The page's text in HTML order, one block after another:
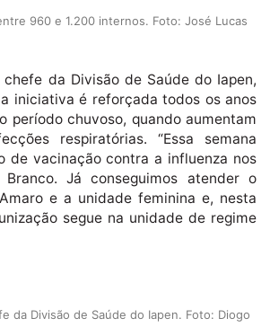
960 e 1.200 internos. Foto: José Lucas
da Divisão de Saúde do Iapen,
iniciativa é reforçada todos os anos
período chuvoso, quando aumentam
respiratórias. “Essa semana
de vacinação contra a influenza nos
Já conseguimos atender o
e a unidade feminina e, nesta
segue na unidade de regime
da Divisão de Saúde do Iapen. Foto: Diogo